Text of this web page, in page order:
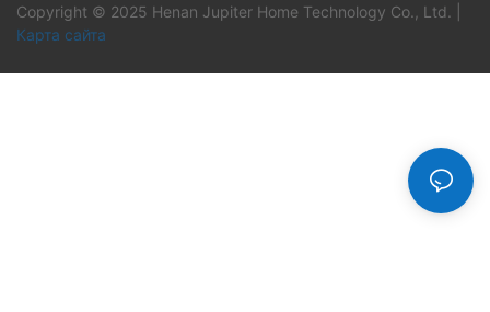
Copyright © 2025 Henan Jupiter Home Technology Co., Ltd. |
Карта сайта